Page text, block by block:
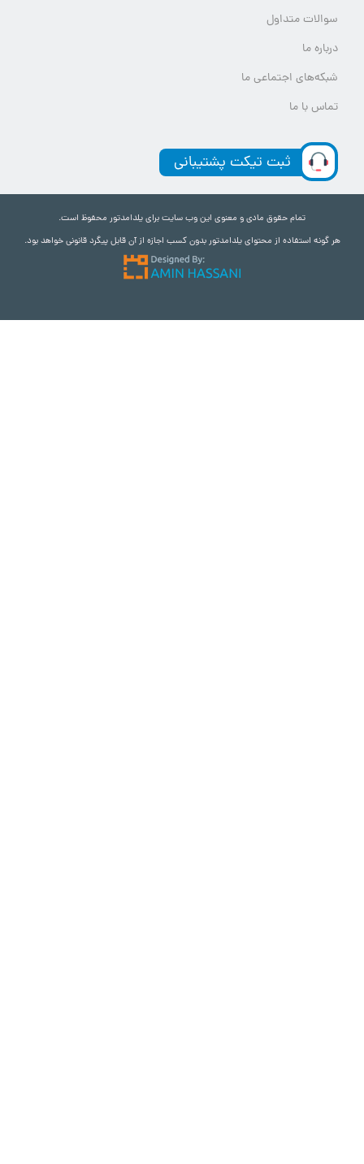
سوالات متداول
درباره ما
شبکه‌های اجتماعی ما
تماس با ما
ثبت تیکت پشتیبانی
تمام حقوق مادی و معنوی این وب سایت برای یلدامدتور محفوظ است.
هر گونه استفاده از محتوای یلدامدتور بدون کسب اجازه از آن قابل پیگرد قانونی خواهد بود.